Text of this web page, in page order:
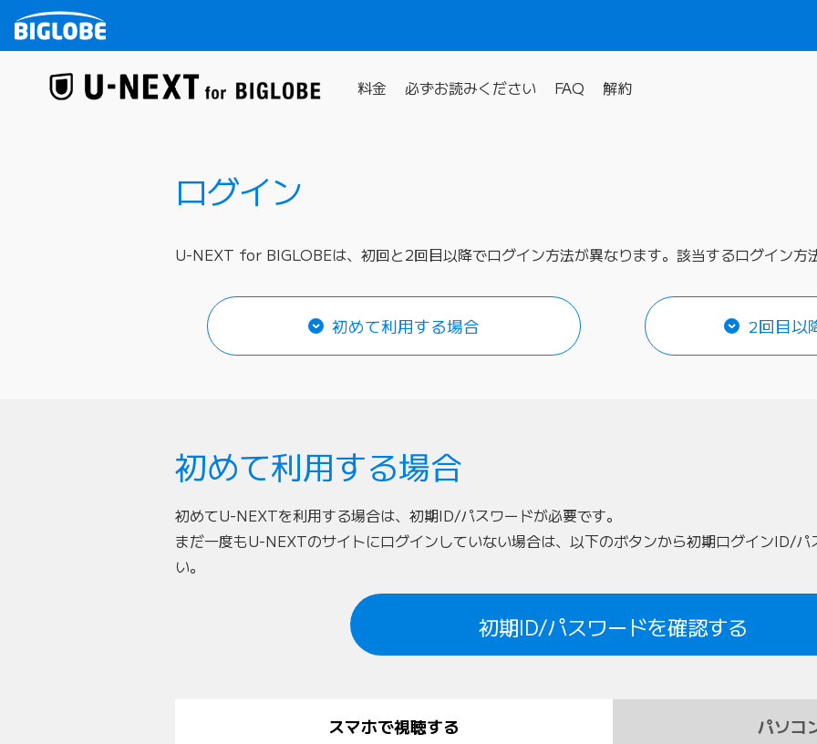
本文へ移動
ホーム
料金 必ずお読みください FAQ 解約
ログイン
U-NEXT for BIGLOBEは、初回と2回目以降でログイン方法が異なります。該当するログイン方
初めて利用する場合 2回目以
初めて利用する場合
初めてU-NEXTを利用する場合は、初期ID/パスワードが必要です。
まだ一度もU-NEXTのサイトにログインしていない場合は、以下のボタンから初期ログインID/
い。
初期ID/パスワードを確認する
スマホで視聴する パソコ